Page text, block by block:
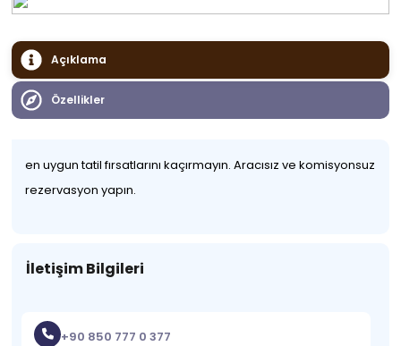
Açıklama
Özellikler
en uygun tatil fırsatlarını kaçırmayın. Aracısız ve komisyonsuz
rezervasyon yapın.
İletişim Bilgileri
+90 850 777 0 377